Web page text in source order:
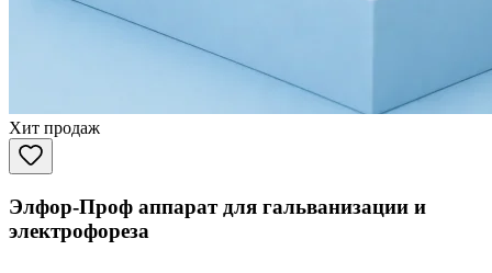
Хит продаж
Элфор-Проф аппарат для гальванизации и
электрофореза